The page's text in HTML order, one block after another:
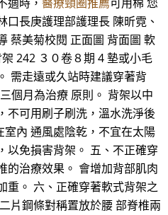
長庚護理部護理長 陳昕霓、
蔡美菊校閱 正面圖 背面圖 軟
242 ３０卷８期 4 墊或小毛
需走遠或久站時建議穿著背
個月為治療 原則。 背架以中
不可用刷子刷洗，溫水洗淨後
室內 通風處陰乾，不宜在太陽
以免損害背架。 五、不正確穿
的治療效果。 會增加背部肌肉
重。 六、正確穿著軟式背架之
片鋼條對稱置放於腰 部脊椎兩